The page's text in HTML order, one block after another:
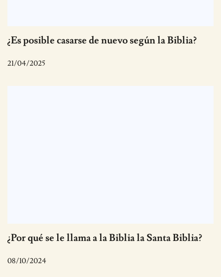
¿Es posible casarse de nuevo según la Biblia?
21/04/2025
¿Por qué se le llama a la Biblia la Santa Biblia?
08/10/2024